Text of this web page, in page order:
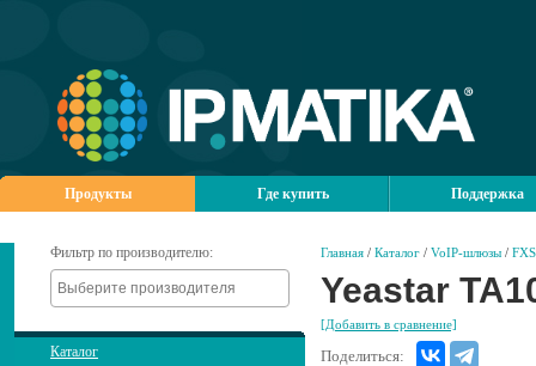
Продукты Где купить Поддержка
Фильтр по производителю:
Каталог
Главная / Каталог / VoIP-шлюзы /
Yeastar
[Добавить в сравнение]
Поделиться: